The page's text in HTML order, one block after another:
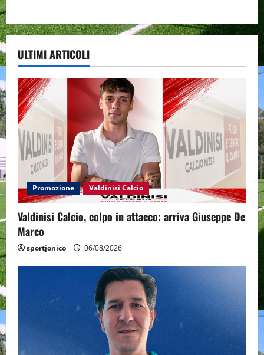
ULTIMI ARTICOLI
Promozione Valdinisi Calcio
Valdinisi Calcio, colpo in attacco: arriva Giuseppe De
Marco
sportjonico 06/08/2026